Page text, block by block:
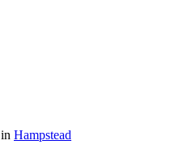
in Hampstead